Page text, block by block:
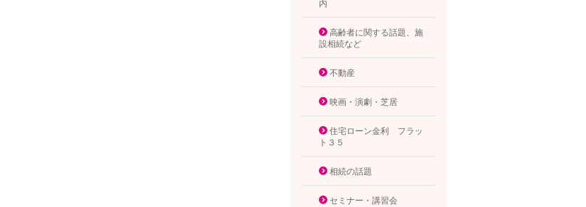
内
高齢者に関する話題、施
設相続など
不動産
映画・演劇・芝居
住宅ローン金利 フラッ
ト３５
相続の話題
セミナー・講習会